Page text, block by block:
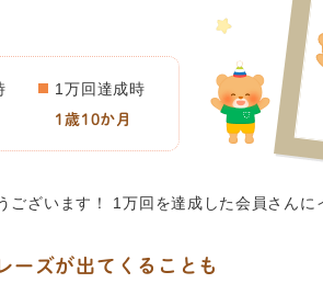
1万回達成時
1歳10か月
ございます！ 1万回を達成した会員さんに
ーズが出てくることも